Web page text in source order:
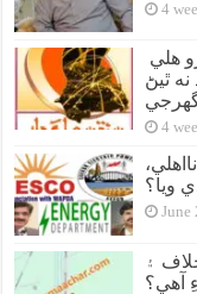
4
ٿيڻ
4
June
۽
آهي؟